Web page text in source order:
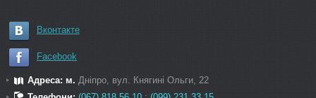
Вконтакте
Facebook
Адреса: м. Дніпро, вул. Княгині Ольги, 22